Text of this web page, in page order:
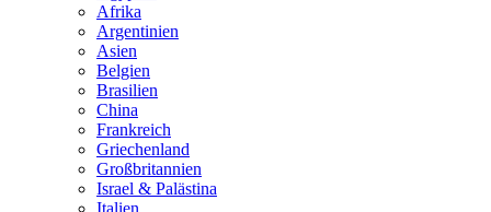
Afrika
Argentinien
Asien
Belgien
Brasilien
China
Frankreich
Griechenland
Großbritannien
Israel & Palästina
Italien